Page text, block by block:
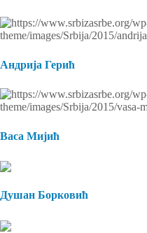
Андрија Герић
Васа Мијић
Душан Борковић